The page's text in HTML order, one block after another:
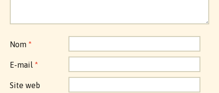
Nom *
E-mail *
Site web